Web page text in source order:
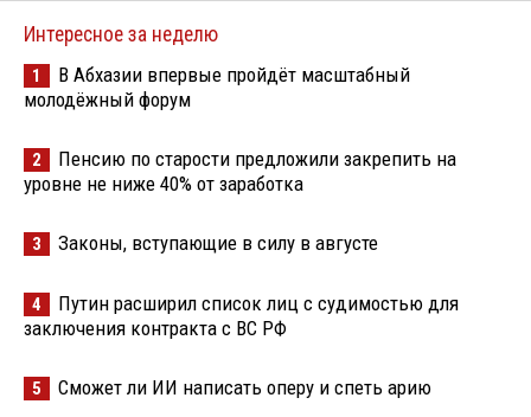
Интересное за неделю
1
В Абхазии впервые пройдёт масштабный
молодёжный форум
2
Пенсию по старости предложили закрепить на
уровне не ниже 40% от заработка
3 Законы, вступающие в силу в августе
4
Путин расширил список лиц с судимостью для
заключения контракта с ВС РФ
5 Сможет ли ИИ написать оперу и спеть арию